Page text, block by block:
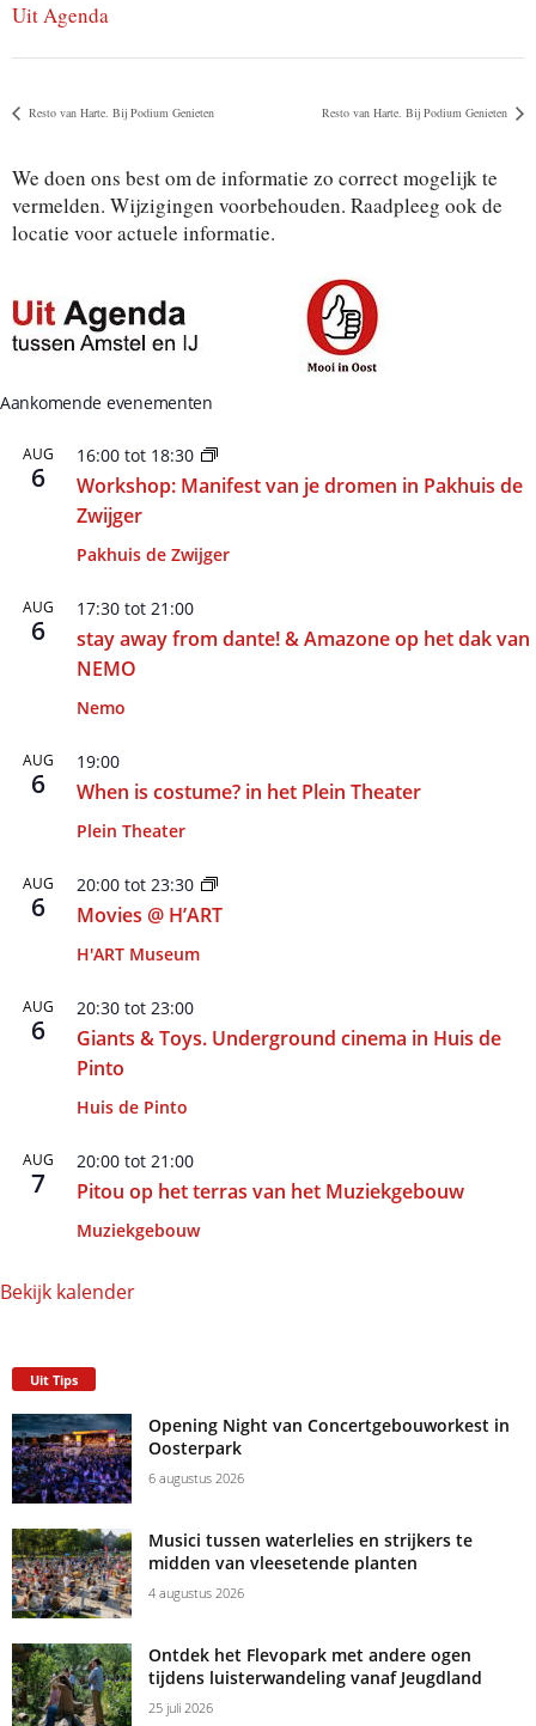
Uit Agenda
Resto van Harte. Bij Podium Genieten Resto van Harte. Bij Podium Genieten
We doen ons best om de informatie zo correct mogelijk te
vermelden. Wijzigingen voorbehouden. Raadpleeg ook de
locatie voor actuele informatie.
Aankomende evenementen
AUG
6
16:00 tot 18:30
Workshop: Manifest van je dromen in Pakhuis de
Zwijger
Pakhuis de Zwijger
AUG
6
17:30 tot 21:00
stay away from dante! & Amazone op het dak van
NEMO
Nemo
AUG
6
19:00
When is costume? in het Plein Theater
Plein Theater
AUG
6
20:00 tot 23:30
Movies @ H’ART
H'ART Museum
AUG
6
20:30 tot 23:00
Giants & Toys. Underground cinema in Huis de
Pinto
Huis de Pinto
AUG
7
20:00 tot 21:00
Pitou op het terras van het Muziekgebouw
Muziekgebouw
Bekijk kalender
Uit Tips
Opening Night van Concertgebouworkest in
Oosterpark
6 augustus 2026
Musici tussen waterlelies en strijkers te
midden van vleesetende planten
4 augustus 2026
Ontdek het Flevopark met andere ogen
tijdens luisterwandeling vanaf Jeugdland
25 juli 2026